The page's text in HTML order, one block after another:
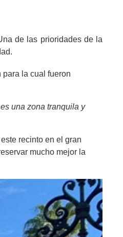
de las prioridades de la
la cual fueron
una zona tranquila y
recinto en el gran
mucho mejor la